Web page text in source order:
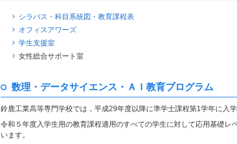
シラバス・科目系統図・教育課程表
オフィスアワーズ
学生支援室
女性総合サポート室
数理・データサイエンス・ＡＩ教育プログラム
鈴鹿工業高等専門学校では，平成29年度以降に準学士課程第1学年に入
令和５年度入学生用の教育課程適用のすべての学生に対して応用基礎
います。